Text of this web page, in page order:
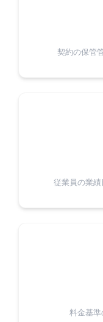
契約の保管
従業員の業
料金基